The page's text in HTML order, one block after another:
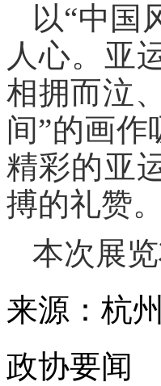
以“中国
人心。亚
相拥而泣
间”的画
精彩的亚
搏的礼赞。
本次展
来源：杭
政协要闻